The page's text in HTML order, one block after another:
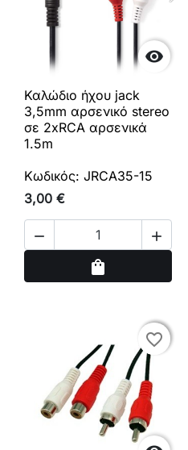

Καλώδιο ήχου jack
3,5mm αρσενικό stereo
σε 2xRCA αρσενικά
1.5m
Κωδικός: JRCA35-15
3,00 €
 
shopping_bag
favorite_border
favorite_border